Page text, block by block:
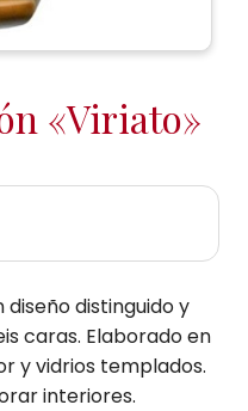
«Viriato»
distinguido y
caras. Elaborado en
y vidrios templados.
interiores.